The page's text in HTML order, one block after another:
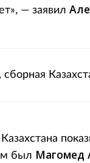
— заявил
был Магомед